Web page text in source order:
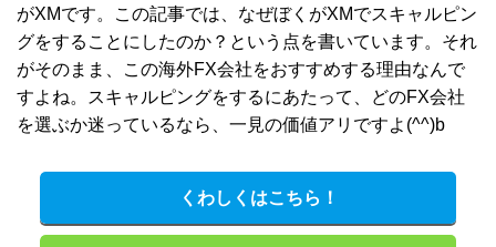
がXMです。この記事では、なぜぼくがXMでスキャルピン
グをすることにしたのか？という点を書いています。それ
がそのまま、この海外FX会社をおすすめする理由なんで
すよね。スキャルピングをするにあたって、どのFX会社
を選ぶか迷っているなら、一見の価値アリですよ(^^)b
くわしくはこちら！